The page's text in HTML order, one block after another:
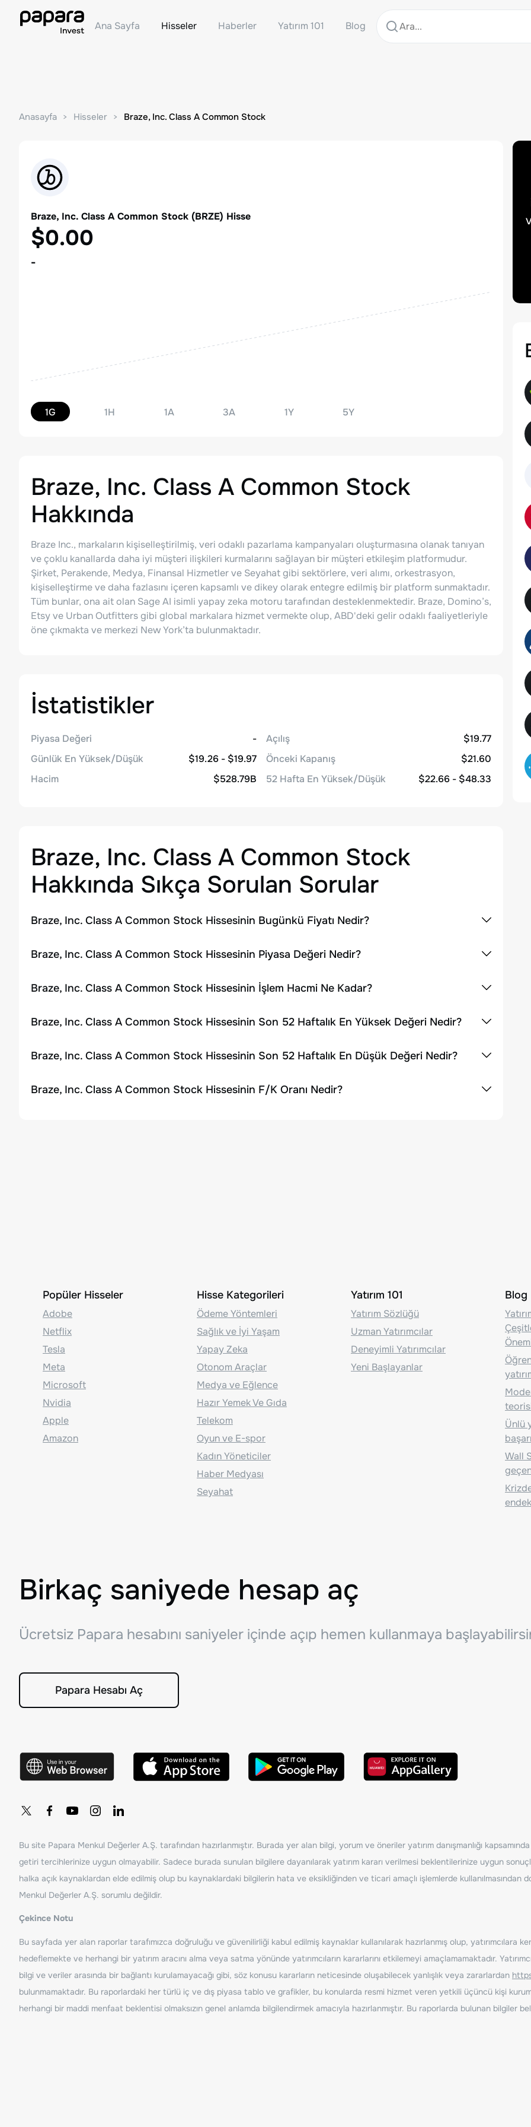
Ana Sayfa Hisseler Haberler Yatırım 101 Blog
Anasayfa Hisseler Braze, Inc. Class A Common Stock
Braze, Inc. Class A Common Stock (BRZE) Hisse
$0.00
-
1G 1H 1A 3A 1Y 5Y
Braze, Inc. Class A Common Stock
Hakkında
Braze Inc., markaların kişiselleştirilmiş, veri odaklı pazarlama kampanyaları oluşturmasına olanak tanıyan
ve çoklu kanallarda daha iyi müşteri ilişkileri kurmalarını sağlayan bir müşteri etkileşim platformudur.
Şirket, Perakende, Medya, Finansal Hizmetler ve Seyahat gibi sektörlere, veri alımı, orkestrasyon,
kişiselleştirme ve daha fazlasını içeren kapsamlı ve dikey olarak entegre edilmiş bir platform sunmaktadır.
Tüm bunlar, ona ait olan Sage AI isimli yapay zeka motoru tarafından desteklenmektedir. Braze, Domino’s,
Etsy ve Urban Outfitters gibi global markalara hizmet vermekte olup, ABD'deki gelir odaklı faaliyetleriyle
öne çıkmakta ve merkezi New York’ta bulunmaktadır.
İstatistikler
Piyasa Değeri
-
Günlük En Yüksek/Düşük
$19.26 - $19.97
Hacim
$528.79B
Açılış
$19.77
Önceki Kapanış
$21.60
52 Hafta En Yüksek/Düşük
$22.66 - $48.33
Braze, Inc. Class A Common Stock
Hakkında Sıkça Sorulan Sorular
Braze, Inc. Class A Common Stock Hissesinin Bugünkü Fiyatı Nedir?
Braze, Inc. Class A Common Stock Hissesinin Piyasa Değeri Nedir?
Braze, Inc. Class A Common Stock Hissesinin İşlem Hacmi Ne Kadar?
Braze, Inc. Class A Common Stock Hissesinin Son 52 Haftalık En Yüksek Değeri Nedir?
Braze, Inc. Class A Common Stock Hissesinin Son 52 Haftalık En Düşük Değeri Nedir?
Braze, Inc. Class A Common Stock Hissesinin F/K Oranı Nedir?
Popüler Hisseler
Adobe
Netflix
Tesla
Meta
Microsoft
Nvidia
Apple
Amazon
Hisse Kategorileri
Ödeme Yöntemleri
Sağlık ve İyi Yaşam
Yapay Zeka
Otonom Araçlar
Medya ve Eğlence
Hazır Yemek Ve Gıda
Telekom
Oyun ve E-spor
Kadın Yöneticiler
Haber Medyası
Seyahat
Yatırım 101
Yatırım Sözlüğü
Uzman Yatırımcılar
Deneyimli Yatırımcılar
Yeni Başlayanlar
Blog
Ünlü
Wall
Birkaç saniyede hesap aç
Ücretsiz Papara hesabını saniyeler içinde açıp hemen kullanmaya
Papara Hesabı Aç
Bu site Papara Menkul Değerler A.Ş. tarafından hazırlanmıştır. Burada yer alan bilgi, yorum ve öneriler yatırım danışmanlığı
getiri tercihlerinize uygun olmayabilir. Sadece burada sunulan bilgilere dayanılarak yatırım kararı verilmesi beklentilerinize uygun
halka açık kaynaklardan elde edilmiş olup bu kaynaklardaki bilgilerin hata ve eksikliğinden ve ticari amaçlı işlemlerde
Menkul Değerler A.Ş. sorumlu değildir.
Çekince Notu
Bu sayfada yer alan raporlar tarafımızca doğruluğu ve güvenilirliği kabul edilmiş kaynaklar kullanılarak hazırlanmış olup, yatırımcılara
hedeflemekte ve herhangi bir yatırım aracını alma veya satma yönünde yatırımcıların kararlarını etkilemeyi amaçlamamaktadır.
bilgi ve veriler arasında bir bağlantı kurulamayacağı gibi, söz konusu kararların neticesinde oluşabilecek yanlışlık veya zararlardan
bulunmamaktadır. Bu raporlardaki her türlü iç ve dış piyasa tablo ve grafikler, bu konularda resmi hizmet veren yetkili üçüncü kişi
herhangi bir maddi menfaat beklentisi olmaksızın genel anlamda bilgilendirmek amacıyla hazırlanmıştır. Bu raporlarda bulunan bilgiler